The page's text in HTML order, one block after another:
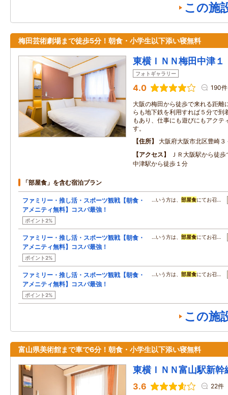
この施
梅田芸術劇場まで徒歩5分！朝食・小学生以下添い寝無料
東横ＩＮＮ梅田中津１
フォトギャラリー
4.0 190件
大阪の梅田から徒歩で来れる距離
らも地下鉄を利用すれば５分で到
もあり、仕事にも遊びにもアクテ
す。
住所
大阪府大阪市北区豊崎３
アクセス
ＪＲ大阪駅から徒
中津駅から徒歩１分
「部屋食」を含む宿泊プラン
ファミリー・推し活・スポーツ観戦【朝食・
アメニティ無料】コスパ最強！
ポイント2%
…いう方は、 部屋食にてお召…
ファミリー・推し活・スポーツ観戦【朝食・
アメニティ無料】コスパ最強！
ポイント2%
…いう方は、 部屋食にてお召…
ファミリー・推し活・スポーツ観戦【朝食・
アメニティ無料】コスパ最強！
ポイント2%
…いう方は、 部屋食にてお召…
この施
富山県美術館まで車で6分！朝食・小学生以下添い寝無料
東横ＩＮＮ富山駅新幹
3.6 22件